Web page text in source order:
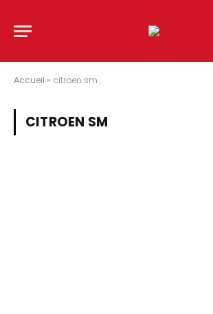
Accueil » citroen sm
CITROEN SM